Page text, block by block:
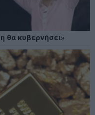
θα κυβερνήσει»